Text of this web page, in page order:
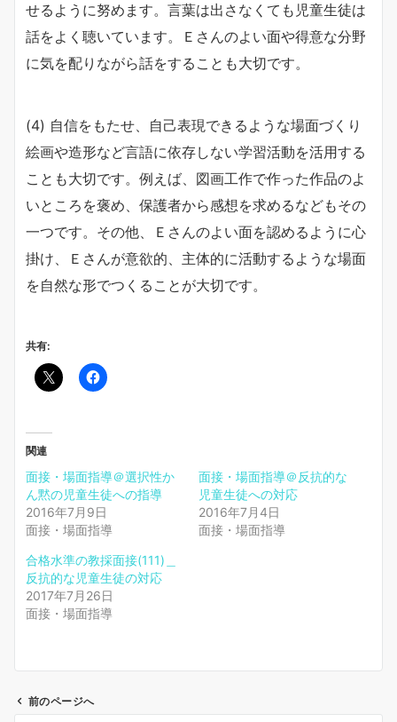
せるように努めます。言葉は出さなくても児童生徒は
話をよく聴いています。Ｅさんのよい面や得意な分野
に気を配りながら話をすることも大切です。
(4) 自信をもたせ、自己表現できるような場面づくり
絵画や造形など言語に依存しない学習活動を活用する
ことも大切です。例えば、図画工作で作った作品のよ
いところを褒め、保護者から感想を求めるなどもその
一つです。その他、Ｅさんのよい面を認めるように心
掛け、Ｅさんが意欲的、主体的に活動するような場面
を自然な形でつくることが大切です。
共有:
関連
面接・場面指導＠選択性か
ん黙の児童生徒への指導
2016年7月9日
面接・場面指導
面接・場面指導＠反抗的な
児童生徒への対応
2016年7月4日
面接・場面指導
合格水準の教採面接(111)＿
反抗的な児童生徒の対応
2017年7月26日
面接・場面指導
前のページへ